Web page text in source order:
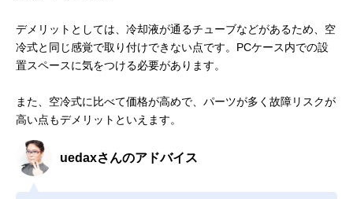
デメリットとしては、冷却液が通るチューブなどがあるため、空
冷式と同じ感覚で取り付けできない点です。PCケース内での設
置スペースに気をつける必要があります。
また、空冷式に比べて価格が高めで、パーツが多く故障リスクが
高い点もデメリットといえます。
uedaxさんのアドバイス